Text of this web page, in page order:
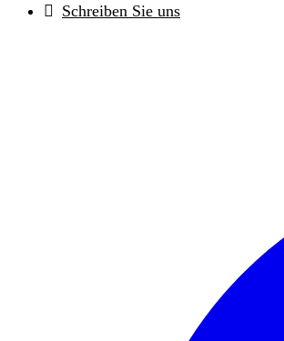
Schreiben Sie uns